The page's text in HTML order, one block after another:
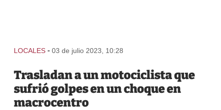
LOCALES - 03 de julio 2023, 10:28
Trasladan a un motociclista que
sufrió golpes en un choque en
macrocentro